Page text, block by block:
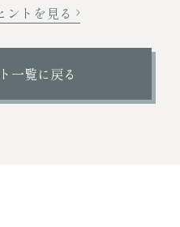
ントを見る
一覧に戻る